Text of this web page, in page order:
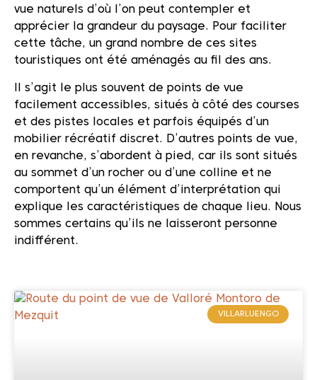
vue naturels d’où l’on peut contempler et
apprécier la grandeur du paysage. Pour faciliter
cette tâche, un grand nombre de ces sites
touristiques ont été aménagés au fil des ans.
Il s’agit le plus souvent de points de vue
facilement accessibles, situés à côté des courses
et des pistes locales et parfois équipés d’un
mobilier récréatif discret. D’autres points de vue,
en revanche, s’abordent à pied, car ils sont situés
au sommet d’un rocher ou d’une colline et ne
comportent qu’un élément d’interprétation qui
explique les caractéristiques de chaque lieu. Nous
sommes certains qu’ils ne laisseront personne
indifférent.
VILLARLUENGO